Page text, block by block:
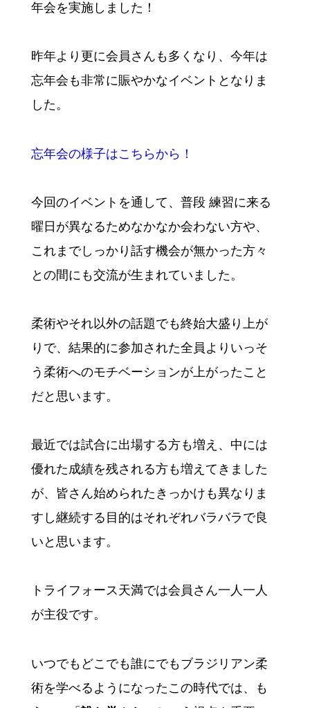
年会を実施しました！
昨年より更に会員さんも多くなり、今年は
忘年会も非常に賑やかなイベントとなりま
した。
忘年会の様子はこちらから！
今回のイベントを通して、普段 練習に来る
曜日が異なるためなかなか会わない方や、
これまでしっかり話す機会が無かった方々
との間にも交流が生まれていました。
柔術やそれ以外の話題でも終始大盛り上が
りで、結果的に参加された全員よりいっそ
う柔術へのモチベーションが上がったこと
だと思います。
最近では試合に出場する方も増え、中には
優れた成績を残される方も増えてきました
が、皆さん始められたきっかけも異なりま
すし継続する目的はそれぞれバラバラで良
いと思います。
トライフォース天満では会員さん一人一人
が主役です。
いつでもどこでも誰にでもブラジリアン柔
術を学べるようになったこの時代では、も